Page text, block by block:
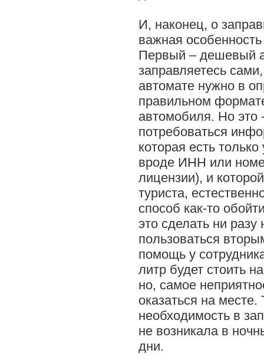
И, наконец, о
важная
Первый – дешевый
заправляетесь
автомате нужно в
правильном
автомобиля. Но
потребоваться
которая есть
вроде ИНН или
лицензии), и
туриста,
способ как-то
это сделать ни
пользоваться
помощь у
литр будет стоить
но, самое
оказаться на месте.
необходимость в
не возникала в
дни.